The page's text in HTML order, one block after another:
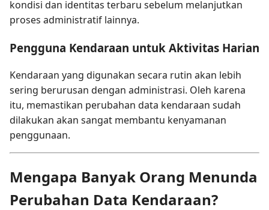
kondisi dan identitas terbaru sebelum melanjutkan
proses administratif lainnya.
Pengguna Kendaraan untuk Aktivitas Harian
Kendaraan yang digunakan secara rutin akan lebih
sering berurusan dengan administrasi. Oleh karena
itu, memastikan perubahan data kendaraan sudah
dilakukan akan sangat membantu kenyamanan
penggunaan.
Mengapa Banyak Orang Menunda
Perubahan Data Kendaraan?